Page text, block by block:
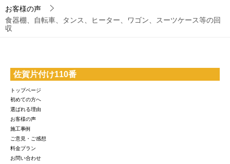
お客様の声
食器棚、自転車、タンス、ヒーター、ワゴン、スーツケース等の回
収
佐賀片付け110番
トップページ
初めての方へ
選ばれる理由
お客様の声
施工事例
ご意見・ご感想
料金プラン
お問い合わせ